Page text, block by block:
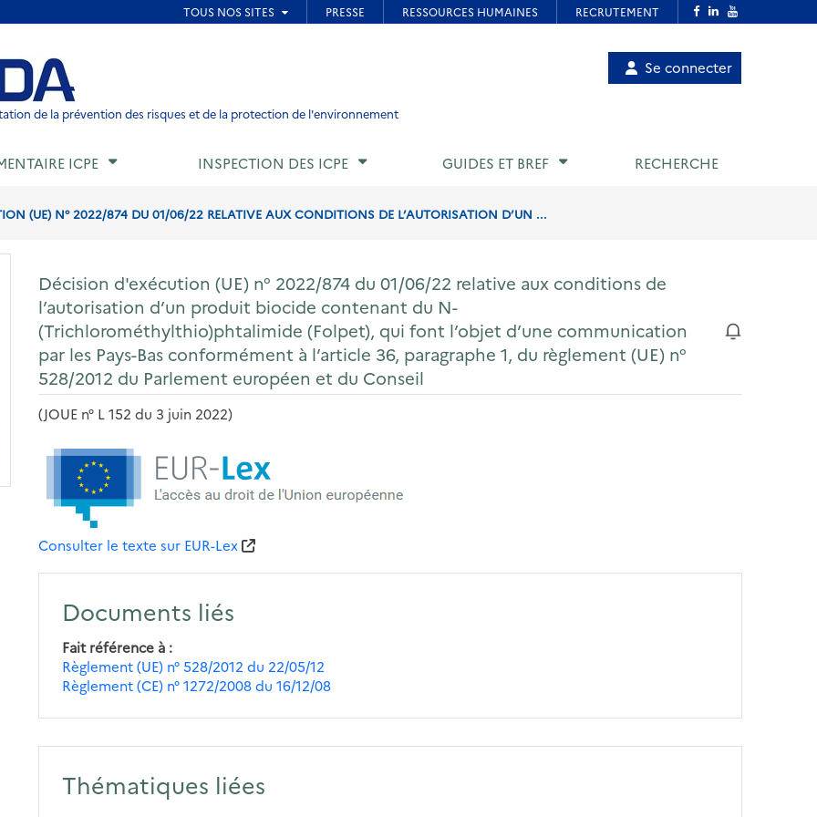
de page
de la prévention des risques et de la protection de l'environnement
Menu
utilisateur
Se connecter
ICPE INSPECTION DES ICPE GUIDES ET BREF RECHERCHE
(UE) N° 2022/874 DU 01/06/22 RELATIVE AUX CONDITIONS DE L’AUTORISATION D’UN ...
Décision d'exécution (UE) n° 2022/874 du 01/06/22 relative aux conditions de
l’autorisation d’un produit biocide contenant du N-
(Trichlorométhylthio)phtalimide (Folpet), qui font l’objet d’une communication
par les Pays-Bas conformément à l’article 36, paragraphe 1, du règlement (UE) n°
528/2012 du Parlement européen et du Conseil
(JOUE n° L 152 du 3 juin 2022)
Consulter le texte sur EUR-Lex
Documents liés
Fait référence à
Règlement (UE) n° 528/2012 du 22/05/12
Règlement (CE) n° 1272/2008 du 16/12/08
Thématiques liées